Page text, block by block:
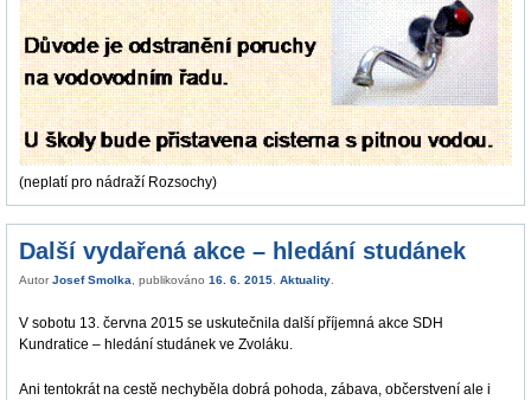
(neplatí pro nádraží Rozsochy)
Další vydařená akce – hledání studánek
Autor Josef Smolka , publikováno 16. 6. 2015 Aktuality
V sobotu 13. června 2015 se uskutečnila další příjemná akce SDH
Kundratice – hledání studánek ve Zvoláku.
Ani tentokrát na cestě nechyběla dobrá pohoda, zábava, občerstvení ale i